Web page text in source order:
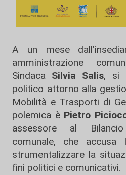
A un mese
amministrazione
Sindaca Silvia Salis, si
politico attorno alla
Mobilità e Trasporti di
polemica è Pietro
assessore al
comunale, che
strumentalizzare la
fini politici e comunicativi.